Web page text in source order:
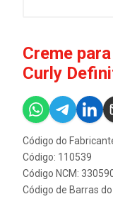
Creme
Curly
Código do
Código: 110539
Código NCM:
Código de Barras